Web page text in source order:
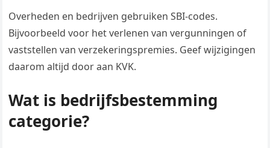
Overheden en bedrijven gebruiken SBI-codes.
Bijvoorbeeld voor het verlenen van vergunningen of
vaststellen van verzekeringspremies. Geef wijzigingen
daarom altijd door aan KVK.
Wat is bedrijfsbestemming
categorie?